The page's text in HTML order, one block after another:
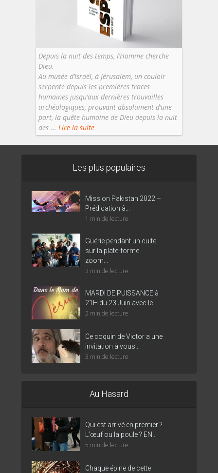
Depuis la nuit des temps, l’Homme cherche
Dieu.
Au musée d’Israël, à Jérusalem, un couloir
serpente depuis les premières traces
humaines jusqu’aux dernières trouvailles
archéologiques, prouvant absolument d’une
part, la quête humaine de Dieu depuis la nuit
des ... Lire la suite
Les plus populaires
Mission Pakistan 2022 –
Prédication à...
1 min de lecture
Guérie pendant un culte
sur la plate-forme
zoom...
3 min de lecture
MARDI DE PUISSANCE à
21H du 23 Juin avec le...
2 min de lecture
Ce coquin de Victor a une
invitation à vous...
3 min de lecture
Au Hasard
Qui est arrivé en premier ?
L’œuf ou la poule ? EN...
5 min de lecture
Chaque épine de cette